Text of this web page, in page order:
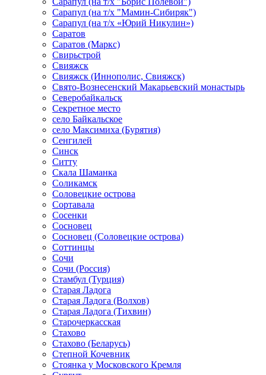
Сарапул (на т/х "Мамин-Сибиряк")
Сарапул (на т/х «Юрий Никулин»)
Саратов
Саратов (Маркс)
Свирьстрой
Свияжск
Свияжск (Иннополис, Свияжск)
Свято-Вознесенский Макарьевский монастырь
Северобайкальск
Секретное место
село Байкальское
село Максимиха (Бурятия)
Сенгилей
Синск
Ситту
Скала Шаманка
Соликамск
Соловецкие острова
Сортавала
Сосенки
Сосновец
Сосновец (Соловецкие острова)
Соттинцы
Сочи
Сочи (Россия)
Стамбул (Турция)
Старая Ладога
Старая Ладога (Волхов)
Старая Ладога (Тихвин)
Старочеркасская
Стахово
Стахово (Беларусь)
Степной Кочевник
Стоянка у Московского Кремля